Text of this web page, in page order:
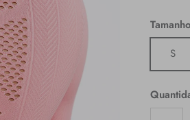
Tamanho
S